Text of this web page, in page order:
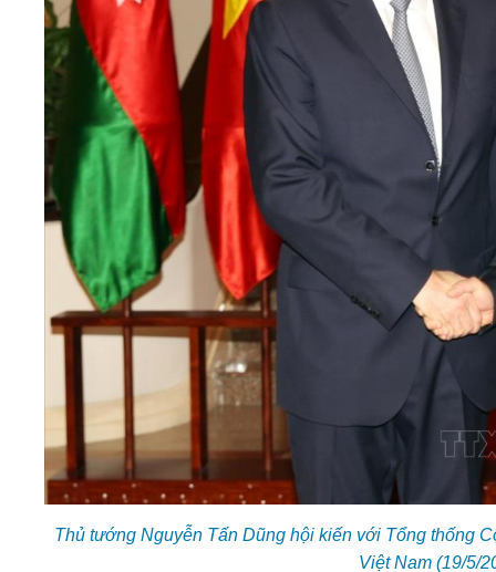
Thủ tướng Nguyễn Tấn Dũng hội kiến với Tổng thống
Việt Nam (19/5/